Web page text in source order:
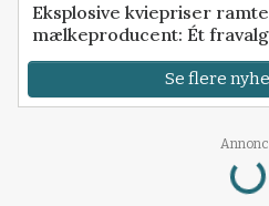
Eksplosive kviepriser
mælkeproducent: Ét
Se flere
Loading...